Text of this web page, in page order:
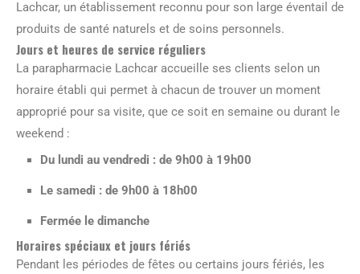
Lachcar, un établissement reconnu pour son large éventail de
produits de santé naturels et de soins personnels.
Jours et heures de service réguliers
La parapharmacie Lachcar accueille ses clients selon un
horaire établi qui permet à chacun de trouver un moment
approprié pour sa visite, que ce soit en semaine ou durant le
weekend :
Du lundi au vendredi : de 9h00 à 19h00
Le samedi : de 9h00 à 18h00
Fermée le dimanche
Horaires spéciaux et jours fériés
Pendant les périodes de fêtes ou certains jours fériés, les